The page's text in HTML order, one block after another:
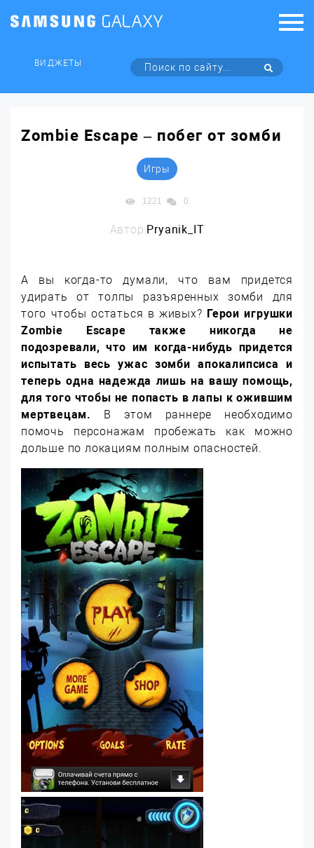
ВИДЖЕТЫ
Zombie Escape – побег от зомби
Игры
1221 0
Автор:Pryanik_IT
А вы когда-то думали, что вам придется
удирать от толпы разъяренных зомби для
того чтобы остаться в живых? Герои игрушки
Zombie Escape также никогда не
подозревали, что им когда-нибудь придется
испытать весь ужас зомби апокалипсиса и
теперь одна надежда лишь на вашу помощь,
для того чтобы не попасть в лапы к ожившим
мертвецам.
В этом раннере необходимо
помочь персонажам пробежать как можно
дольше по локациям полным опасностей.